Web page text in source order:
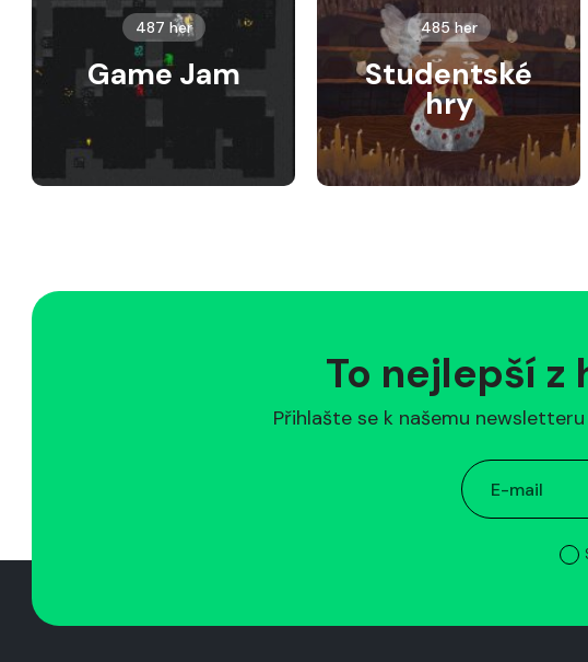
487 her
Game Jam
485 her
Studentské
hry
To nejlepší z
Přihlašte se k našemu